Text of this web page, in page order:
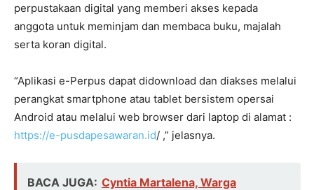
perpustakaan digital yang memberi akses kepada
anggota untuk meminjam dan membaca buku, majalah
serta koran digital.
“Aplikasi e-Perpus dapat didownload dan diakses melalui
perangkat smartphone atau tablet bersistem opersai
Android atau melalui web browser dari laptop di alamat :
https://e-pusdapesawaran.id/ ,” jelasnya.
BACA JUGA: Cyntia Martalena, Warga